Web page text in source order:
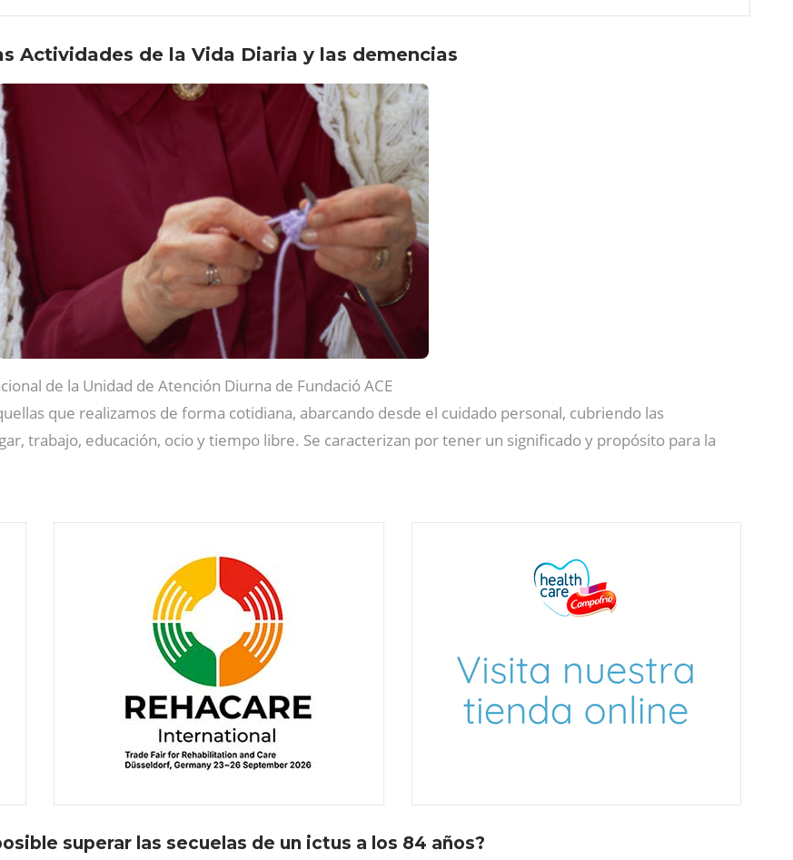
Actividades de la Vida Diaria y las demencias
de la Unidad de Atención Diurna de Fundació ACE
que realizamos de forma cotidiana, abarcando desde el cuidado personal, cubriendo las
trabajo, educación, ocio y tiempo libre. Se caracterizan por tener un significado y propósito para la
superar las secuelas de un ictus a los 84 años?